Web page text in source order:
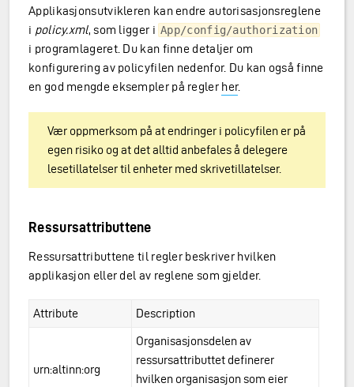
Applikasjonsutvikleren kan endre autorisasjonsreglene
i policy.xml, som ligger i App/config/authorization
i programlageret. Du kan finne detaljer om
konfigurering av policyfilen nedenfor. Du kan også finne
en god mengde eksempler på regler her.
Vær oppmerksom på at endringer i policyfilen er på
egen risiko og at det alltid anbefales å delegere
lesetillatelser til enheter med skrivetillatelser.
Ressursattributtene
Ressursattributtene til regler beskriver hvilken
applikasjon eller del av reglene som gjelder.
Attribute Description
urn:altinn:org
Organisasjonsdelen av
ressursattributtet definerer
hvilken organisasjon som eier